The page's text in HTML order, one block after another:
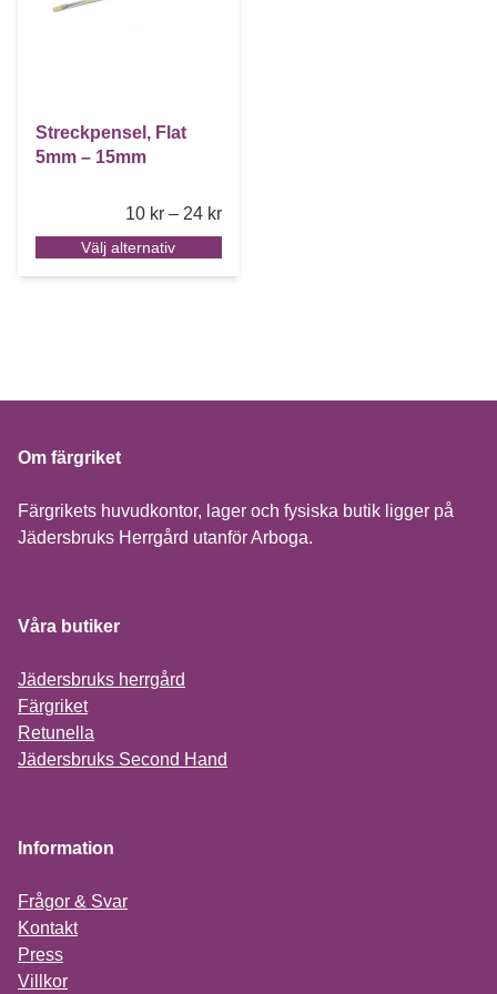
Streckpensel, Flat
5mm – 15mm
10 kr – 24 krPrice range: 10 kr through 24 kr
Välj alternativ
Om färgriket
Färgrikets huvudkontor, lager och fysiska butik ligger på
Jädersbruks Herrgård utanför Arboga.
Våra butiker
Jädersbruks herrgård
Färgriket
Retunella
Jädersbruks Second Hand
Information
Frågor & Svar
Kontakt
Press
Villkor